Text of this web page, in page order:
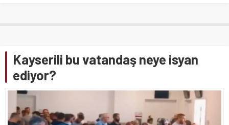
Kayserili bu vatandaş neye isyan
ediyor?